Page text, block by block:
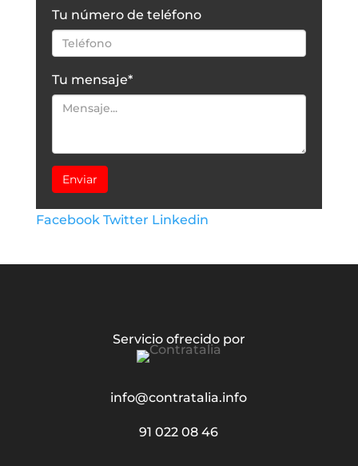
Tu número de teléfono
Tu mensaje*
Enviar
Facebook Twitter Linkedin
Servicio ofrecido por
info@contratalia.info
91 022 08 46